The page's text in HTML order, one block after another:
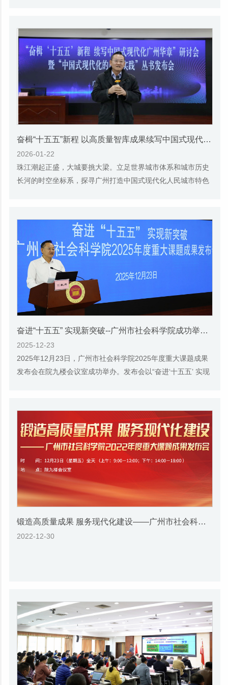
奋楫“十五五”新程 以高质量智库成果续写中国式现代化广州华章——广州市社会科学院召开“中国式现代化的广州实践”丛书成果发布会
2026-01-22
珠江潮起正盛，大城要挑大梁。立足世界城市体系和城市历史
长河的时空坐标系，探寻广州打造中国式现代化人民城市特色
奋进“十五五” 实现新突破--广州市社会科学院成功举办2025年度重大课题成果发布会
2025-12-23
2025年12月23日，广州市社会科学院2025年度重大课题成果
发布会在院九楼会议室成功举办。发布会以“奋进‘十五五’ 实现
锻造高质量成果 服务现代化建设——广州市社会科学院2022年度重大课题成果发布会
2022-12-30